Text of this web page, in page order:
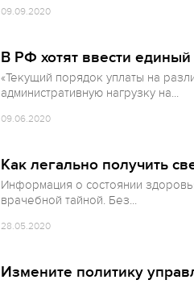
09.09.2020
В РФ хотят ввести
«Текущий порядок уплаты на
административную нагрузку на...
09.06.2020
Как легально получить
Информация о состоянии
врачебной тайной. Без...
28.05.2020
Измените политику